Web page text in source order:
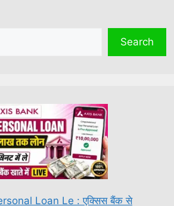
Search
Loan Le : एक्सिस बैंक से